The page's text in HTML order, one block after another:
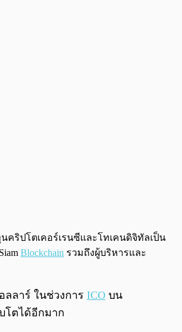
0:00/0:00
ริปโตเคอร์เรนซีและโทเคนดิจิทัลเป็น
Blockchain รวมถึงผู้บริหารและ
ลลาร์ ในช่วงการ ICO บน
โตได้อีกมาก